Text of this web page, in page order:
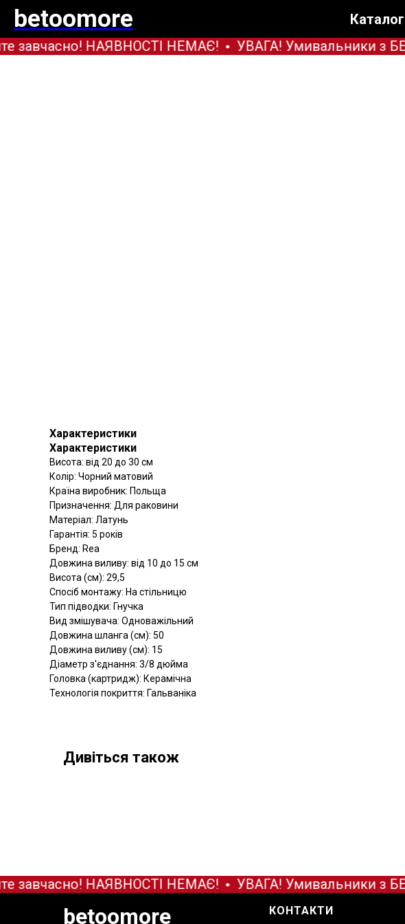
betoomore Каталог
завчасно! НАЯВНОСТІ НЕМАЄ!
УВАГА! Умивальники з
Характеристики
Характеристики
Висота: від 20 до 30 см
Колір: Чорний матовий
Країна виробник: Польща
Призначення: Для раковини
Матеріал: Латунь
Гарантія: 5 років
Бренд: Rea
Довжина виливу: від 10 до 15 см
Висота (см): 29,5
Спосіб монтажу: На стільницю
Тип підводки: Гнучка
Вид змішувача: Одноважільний
Довжина шланга (см): 50
Довжина виливу (см): 15
Діаметр з'єднання: 3/8 дюйма
Головка (картридж): Керамічна
Технологія покриття: Гальваніка
Дивіться також
завчасно! НАЯВНОСТІ НЕМАЄ! УВАГА! Умивальники з
betoomore КОНТАКТИ